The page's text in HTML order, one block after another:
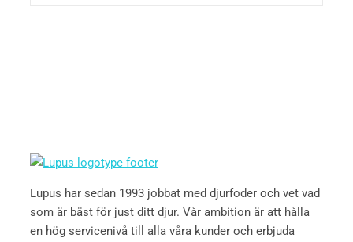
Lupus har sedan 1993 jobbat med djurfoder och vet vad
som är bäst för just ditt djur. Vår ambition är att hålla
en hög servicenivå till alla våra kunder och erbjuda